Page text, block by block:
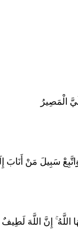
الْمَصِيرُ
سَبِيلَ مَنْ أَنَابَ
إِنَّ اللَّهَ لَطِيفٌ